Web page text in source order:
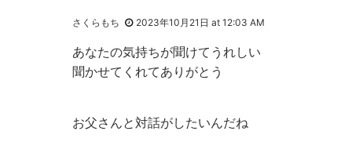
さくらもち 2023年10月21日 at 12:03 AM
あなたの気持ちが聞けてうれしい
聞かせてくれてありがとう
お父さんと対話がしたいんだね